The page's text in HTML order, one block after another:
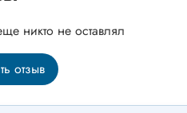
никто не оставлял
отзыв